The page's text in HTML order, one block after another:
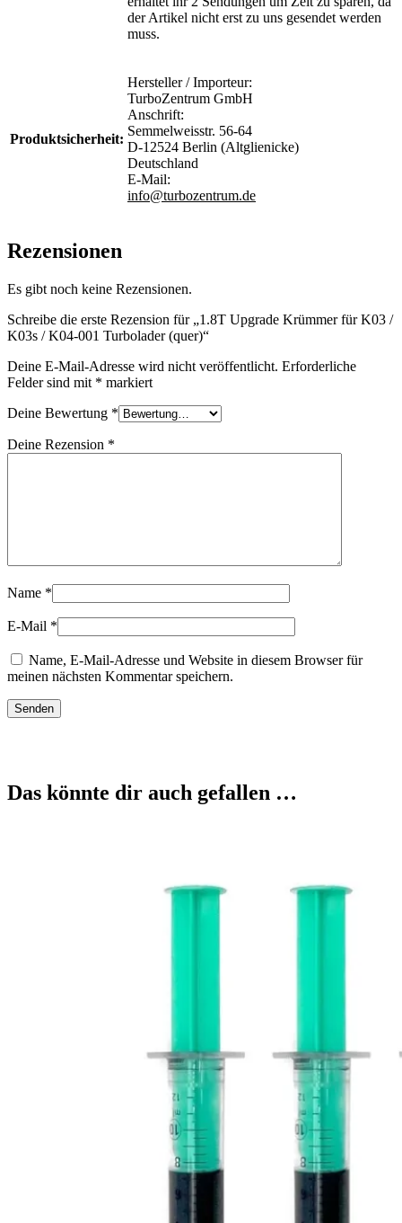
der Artikel nicht erst zu uns gesendet werden
muss.
Produktsicherheit:
Hersteller / Importeur:
TurboZentrum GmbH
Anschrift:
Semmelweisstr. 56-64
D-12524 Berlin (Altglienicke)
Deutschland
E-Mail:
info@turbozentrum.de
Rezensionen
Es gibt noch keine Rezensionen.
Schreibe die erste Rezension für „1.8T Upgrade Krümmer für K03 /
K03s / K04-001 Turbolader (quer)“
Deine E-Mail-Adresse wird nicht veröffentlicht. Erforderliche
Felder sind mit * markiert
Deine Bewertung *
Deine Rezension *
Name *
E-Mail *
Name, E-Mail-Adresse und Website in diesem Browser für
meinen nächsten Kommentar speichern.
Das könnte dir auch gefallen …